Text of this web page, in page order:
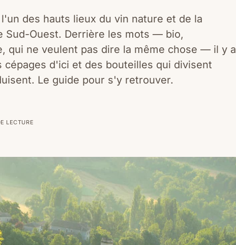
des hauts lieux du vin nature et de la
Sud-Ouest. Derrière les mots — bio,
qui ne veulent pas dire la même chose — il y a
cépages d'ici et des bouteilles qui divisent
Le guide pour s'y retrouver.
LECTURE